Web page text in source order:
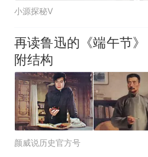
小源探秘V
再读鲁迅的《端午节
附结构
颜威说历史官方号